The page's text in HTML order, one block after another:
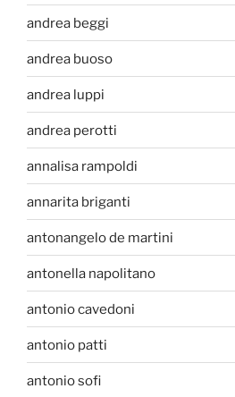
andrea beggi
andrea buoso
andrea luppi
andrea perotti
annalisa rampoldi
annarita briganti
antonangelo de martini
antonella napolitano
antonio cavedoni
antonio patti
antonio sofi